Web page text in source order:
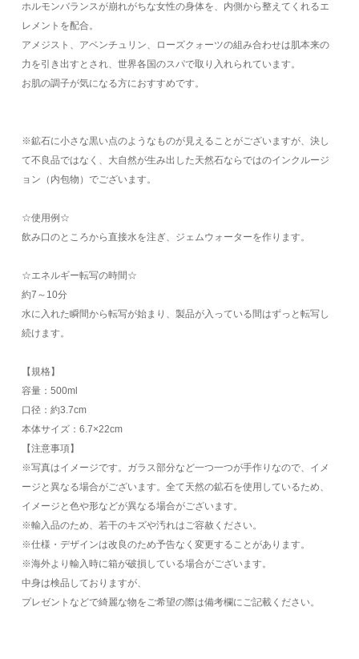
ホルモンバランスが崩れがちな女性の身体を、内側から整えてくれるエ
レメントを配合。
アメジスト、アベンチュリン、ローズクォーツの組み合わせは肌本来の
力を引き出すとされ、世界各国のスパで取り入れられています。
お肌の調子が気になる方におすすめです。
※鉱石に小さな黒い点のようなものが見えることがございますが、決し
て不良品ではなく、大自然が生み出した天然石ならではのインクルージ
ョン（内包物）でございます。
☆使用例☆
飲み口のところから直接水を注ぎ、ジェムウォーターを作ります。
☆エネルギー転写の時間☆
約7～10分
水に入れた瞬間から転写が始まり、製品が入っている間はずっと転写し
続けます。
【規格】
容量：500ml
口径：約3.7cm
本体サイズ：6.7×22cm
【注意事項】
※写真はイメージです。ガラス部分など一つ一つが手作りなので、イメ
ージと異なる場合がございます。全て天然の鉱石を使用しているため、
イメージと色や形などが異なる場合がございます。
※輸入品のため、若干のキズや汚れはご容赦ください。
※仕様・デザインは改良のため予告なく変更することがあります。
※海外より輸入時に箱が破損している場合がございます。
中身は検品しておりますが、
プレゼントなどで綺麗な物をご希望の際は備考欄にご記載ください。